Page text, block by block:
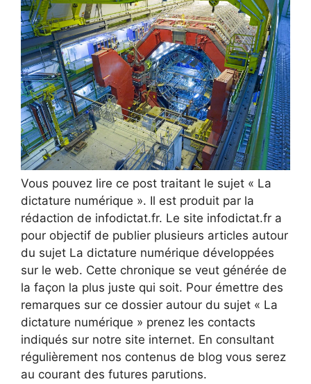
Vous pouvez lire ce post traitant le sujet « La
dictature numérique ». Il est produit par la
rédaction de infodictat.fr. Le site infodictat.fr a
pour objectif de publier plusieurs articles autour
du sujet La dictature numérique développées
sur le web. Cette chronique se veut générée de
la façon la plus juste qui soit. Pour émettre des
remarques sur ce dossier autour du sujet « La
dictature numérique » prenez les contacts
indiqués sur notre site internet. En consultant
régulièrement nos contenus de blog vous serez
au courant des futures parutions.